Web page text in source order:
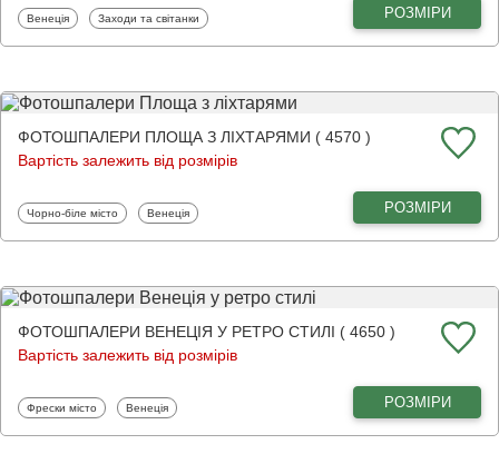
Фотошпалери
Венеція Фотошпалери
Заходи та світанки РОЗМІРИ
ФОТОШПАЛЕРИ ПЛОЩА З ЛІХТАРЯМИ ( 4570 )
Вартість залежить від розмірів
Фотошпалери
Чорно-біле місто Фотошпалери
Венеція РОЗМІРИ
ФОТОШПАЛЕРИ ВЕНЕЦІЯ У РЕТРО СТИЛІ ( 4650 )
Вартість залежить від розмірів
Фотошпалери
Фрески місто Фотошпалери
Венеція РОЗМІРИ